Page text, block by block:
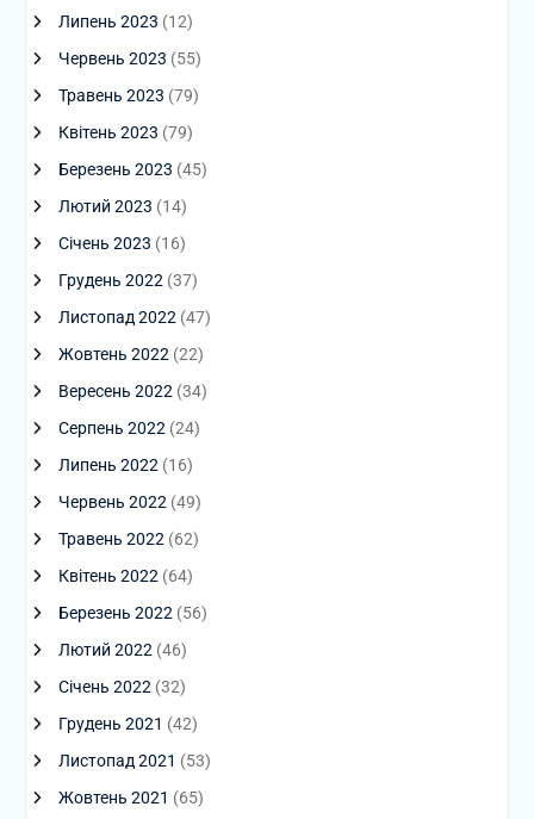
Липень 2023 (12)
Червень 2023 (55)
Травень 2023 (79)
Квітень 2023 (79)
Березень 2023 (45)
Лютий 2023 (14)
Січень 2023 (16)
Грудень 2022 (37)
Листопад 2022 (47)
Жовтень 2022 (22)
Вересень 2022 (34)
Серпень 2022 (24)
Липень 2022 (16)
Червень 2022 (49)
Травень 2022 (62)
Квітень 2022 (64)
Березень 2022 (56)
Лютий 2022 (46)
Січень 2022 (32)
Грудень 2021 (42)
Листопад 2021 (53)
Жовтень 2021 (65)